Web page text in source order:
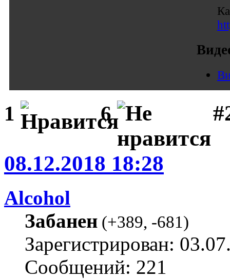
1 6
08.12.2018 18:28
Alcohol
Забанен (+389, -681)
Зарегистрирован:
Сообщений: 221